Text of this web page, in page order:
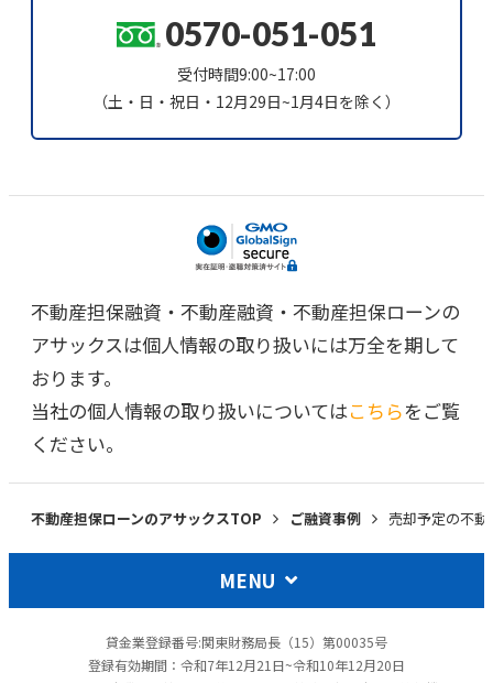
0570-051-051
受付時間9:00~17:00
（土・日・祝日・12月29日~1月4日を除く）
不動産担保融資・不動産融資・不動産担保ローンの
アサックスは個人情報の取り扱いには万全を期して
おります。
当社の個人情報の取り扱いについてはこちらをご覧
ください。
不動産担保ローンのアサックスTOP ご融資事例 売却予定の不
MENU
貸金業登録番号:関東財務局長（15）第00035号
登録有効期間：令和7年12月21日~令和10年12月20日